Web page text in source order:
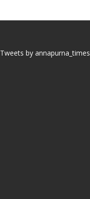
Tweets by annapurna_times